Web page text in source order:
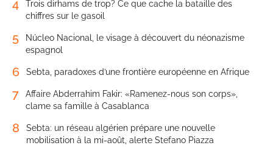
4
Trois dirhams de trop? Ce que cache la bataille des
chiffres sur le gasoil
5
Núcleo Nacional, le visage à découvert du néonazisme
espagnol
6 Sebta, paradoxes d’une frontière européenne en Afrique
7
Affaire Abderrahim Fakir: «Ramenez-nous son corps»,
clame sa famille à Casablanca
8
Sebta: un réseau algérien prépare une nouvelle
mobilisation à la mi-août, alerte Stefano Piazza